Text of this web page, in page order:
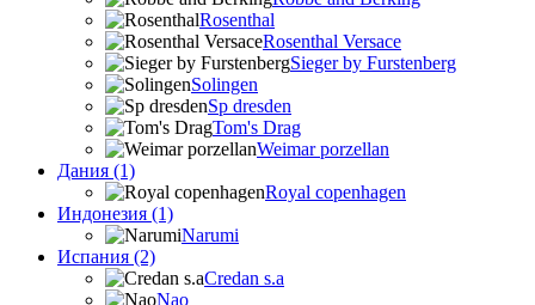
Rosenthal
Rosenthal Versace
Sieger by Furstenberg
Solingen
Sp dresden
Tom's Drag
Weimar porzellan
Дания (1)
Royal copenhagen
Индонезия (1)
Narumi
Испания (2)
Credan s.a
Nao